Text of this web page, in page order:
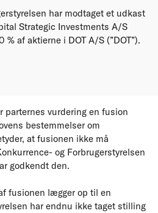
har modtaget et udkast
Strategic Investments A/S
% af aktierne i DOT A/S (”DOT”).
parternes vurdering en fusion
bestemmelser om
at fusionen ikke må
og Forbrugerstyrelsen
godkendt den.
fusionen lægger op til en
har endnu ikke taget stilling